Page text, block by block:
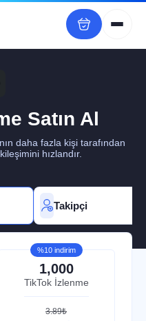
Satın Al
daha fazla kişi tarafından
hızlandır.
Takipçi
%10 indirim
1,000
TikTok İzlenme
3.89₺